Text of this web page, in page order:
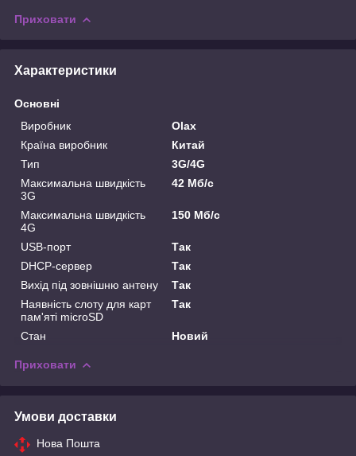
Приховати
Характеристики
Основні
Виробник
Olax
Країна виробник
Китай
Тип
3G/4G
Максимальна швидкість
3G
42 Мб/с
Максимальна швидкість
4G
150 Мб/с
USB-порт
Так
DHCP-сервер
Так
Вихід під зовнішню антену
Так
Наявність слоту для карт
пам'яті microSD
Так
Стан Новий
Приховати
Умови доставки
Нова Пошта